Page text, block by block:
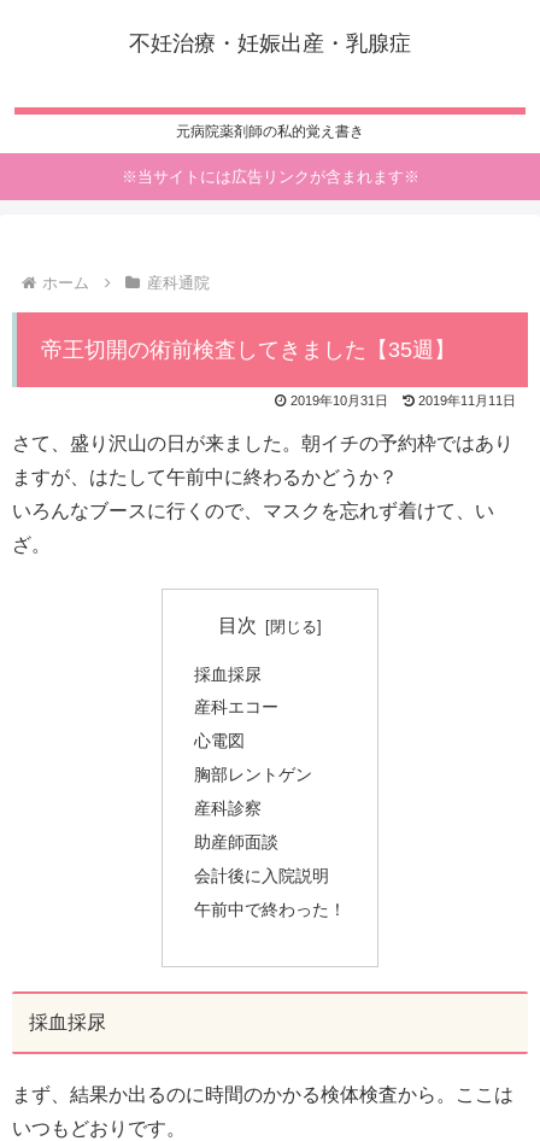
不妊治療・妊娠出産・乳腺症
元病院薬剤師の私的覚え書き
※当サイトには広告リンクが含まれます※
ホーム 産科通院
帝王切開の術前検査してきました【35週】
2019年10月31日 2019年11月11日
さて、盛り沢山の日が来ました。朝イチの予約枠ではあり
ますが、はたして午前中に終わるかどうか？
いろんなブースに行くので、マスクを忘れず着けて、い
ざ。
目次
採血採尿
産科エコー
心電図
胸部レントゲン
産科診察
助産師面談
会計後に入院説明
午前中で終わった！
採血採尿
まず、結果か出るのに時間のかかる検体検査から。ここは
いつもどおりです。